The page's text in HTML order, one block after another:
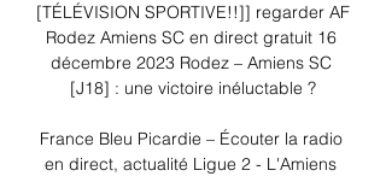
[TÉLÉVISION SPORTIVE!!]] regarder AF
Rodez Amiens SC en direct gratuit 16
décembre 2023 Rodez – Amiens SC
[J18] : une victoire inéluctable ?
France Bleu Picardie – Écouter la radio
en direct, actualité Ligue 2 - L'Amiens